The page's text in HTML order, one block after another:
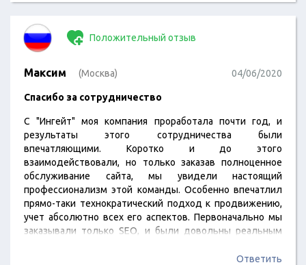
Положительный отзыв
Максим (Москва) 04/06/2020
Спасибо за сотрудничество
С "Ингейт" моя компания проработала почти год, и
результаты этого сотрудничества были
впечатляющими. Коротко и до этого
взаимодействовали, но только заказав полноценное
обслуживание сайта, мы увидели настоящий
профессионализм этой команды. Особенно впечатлил
прямо-таки технократический подход к продвижению,
учет абсолютно всех его аспектов. Первоначально мы
заказывали только SEO, и были довольны реальным
показателей роста. Потом сотрудничество расширили
Ответить